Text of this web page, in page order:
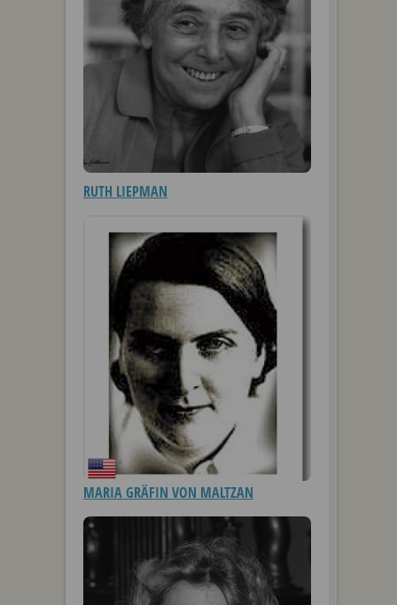
RUTH LIEPMAN
MARIA GRÄFIN VON MALTZAN